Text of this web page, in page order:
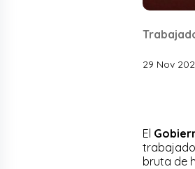
29 Nov
El
bruta de